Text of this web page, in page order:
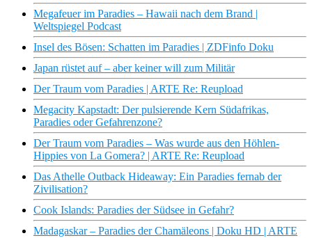
Megafeuer im Paradies – Hawaii nach dem Brand |
Weltspiegel Podcast
Insel des Bösen: Schatten im Paradies | ZDFinfo Doku
Japan rüstet auf – aber keiner will zum Militär
Der Traum vom Paradies | ARTE Re: Reupload
Megacity Kapstadt: Der pulsierende Kern Südafrikas,
Paradies oder Gefahrenzone?
Der Traum vom Paradies – Was wurde aus den Höhlen-
Hippies von La Gomera? | ARTE Re: Reupload
Das Athelle Outback Hideaway: Ein Paradies fernab der
Zivilisation?
Cook Islands: Paradies der Südsee in Gefahr?
Madagaskar – Paradies der Chamäleons | Doku HD | ARTE